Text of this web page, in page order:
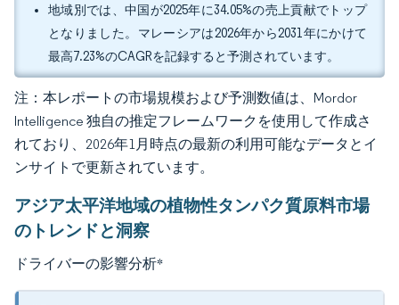
地域別では、中国が2025年に34.05%の売上貢献でトップ
となりました。マレーシアは2026年から2031年にかけて
最高7.23%のCAGRを記録すると予測されています。
注：本レポートの市場規模および予測数値は、Mordor
Intelligence 独自の推定フレームワークを使用して作成さ
れており、2026年1月時点の最新の利用可能なデータとイ
ンサイトで更新されています。
アジア太平洋地域の植物性タンパク質原料市場
のトレンドと洞察
ドライバーの影響分析*